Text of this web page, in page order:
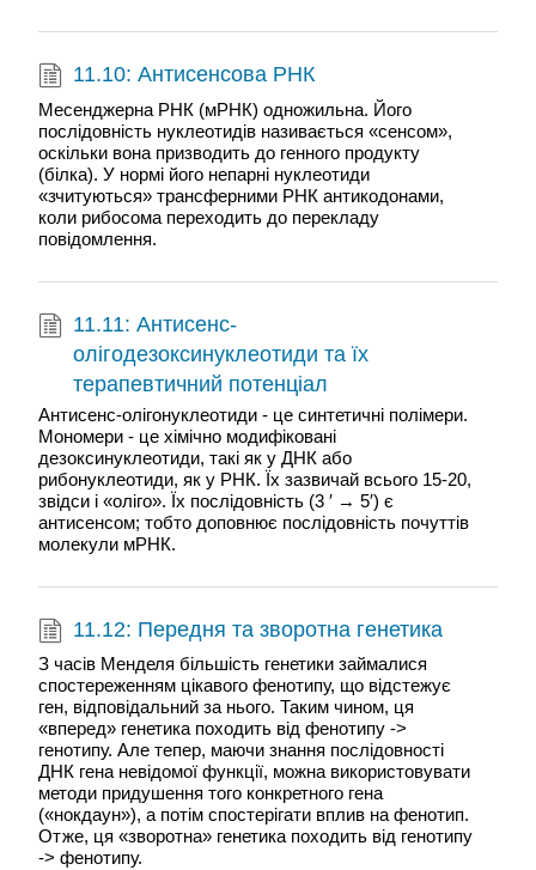
11.10: Антисенсова РНК
Месенджерна РНК (мРНК) одножильна. Його
послідовність нуклеотидів називається «сенсом»,
оскільки вона призводить до генного продукту
(білка). У нормі його непарні нуклеотиди
«зчитуються» трансферними РНК антикодонами,
коли рибосома переходить до перекладу
повідомлення.
11.11: Антисенс-
олігодезоксинуклеотиди та їх
терапевтичний потенціал
Антисенс-олігонуклеотиди - це синтетичні полімери.
Мономери - це хімічно модифіковані
дезоксинуклеотиди, такі як у ДНК або
рибонуклеотиди, як у РНК. Їх зазвичай всього 15-20,
звідси і «оліго». Їх послідовність (3 ′ → 5′) є
антисенсом; тобто доповнює послідовність почуттів
молекули мРНК.
11.12: Передня та зворотна генетика
З часів Менделя більшість генетики займалися
спостереженням цікавого фенотипу, що відстежує
ген, відповідальний за нього. Таким чином, ця
«вперед» генетика походить від фенотипу ->
генотипу. Але тепер, маючи знання послідовності
ДНК гена невідомої функції, можна використовувати
методи придушення того конкретного гена
(«нокдаун»), а потім спостерігати вплив на фенотип.
Отже, ця «зворотна» генетика походить від генотипу
-> фенотипу.